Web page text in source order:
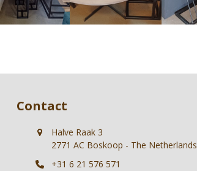
Contact
Halve Raak 3
2771 AC Boskoop - The Netherlands
+31 6 21 576 571